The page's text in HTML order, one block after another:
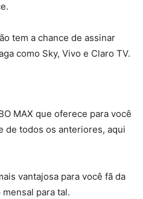
tem a chance de assinar
como Sky, Vivo e Claro TV.
MAX que oferece para você
de todos os anteriores, aqui
vantajosa para você fã da
para tal.